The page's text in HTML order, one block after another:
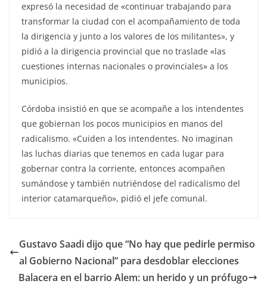
expresó la necesidad de «continuar trabajando para
transformar la ciudad con el acompañamiento de toda
la dirigencia y junto a los valores de los militantes», y
pidió a la dirigencia provincial que no traslade «las
cuestiones internas nacionales o provinciales» a los
municipios.
Córdoba insistió en que se acompañe a los intendentes
que gobiernan los pocos municipios en manos del
radicalismo. «Cuiden a los intendentes. No imaginan
las luchas diarias que tenemos en cada lugar para
gobernar contra la corriente, entonces acompañen
sumándose y también nutriéndose del radicalismo del
interior catamarqueño», pidió el jefe comunal.
Gustavo Saadi dijo que “No hay que pedirle permiso
al Gobierno Nacional” para desdoblar elecciones
Balacera en el barrio Alem: un herido y un prófugo